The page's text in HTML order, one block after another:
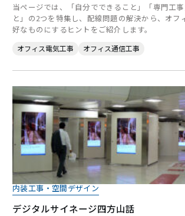
当ページでは、「自分でできること」「専門工
と」の2つを特集し、配線問題の解決から、オフ
好なものにするヒントをご紹介します。
オフィス電気工事 オフィス通信工事
内装工事・空間デザイン
デジタルサイネージ四方山話